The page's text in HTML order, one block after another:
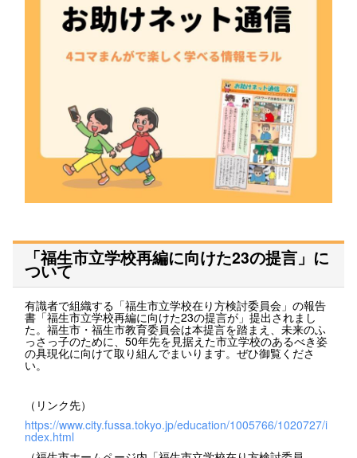
「福生市立学校再編に向けた23の提言」に
ついて
有識者で組織する「福生市立学校在り方検討委員会」の報告
書「福生市立学校再編に向けた23の提言が」提出されまし
た。福生市・福生市教育委員会は本提言を踏まえ、未来のふ
っさっ子のために、50年先を見据えた市立学校のあるべき姿
の具現化に向けて取り組んでまいります。ぜひ御覧くださ
い。
（リンク先）
https://www.city.fussa.tokyo.jp/education/1005766/1020727/i
ndex.html